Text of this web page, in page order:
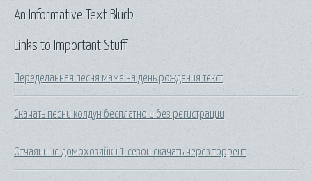
Links to Important Stuff
Переделанная песня маме на день рождения текст
Скачать песни колдун бесплатно и без регистрации
Отчаянные домохозяйки 1 сезон скачать через торрент
An Informative Text Blurb